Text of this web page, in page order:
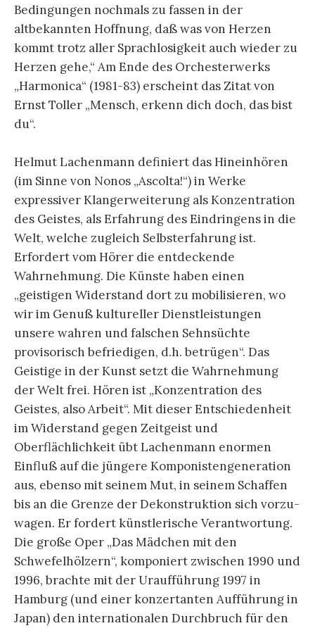
Bedingungen nochmals zu fassen in der
altbekannten Hoffnung, daß was von Herzen
kommt trotz aller Sprachlosigkeit auch wieder zu
Herzen gehe,“ Am Ende des Orchesterwerks
„Harmonica“ (1981-83) erscheint das Zitat von
Ernst Toller „Mensch, erkenn dich doch, das bist
du“.
Helmut Lachenmann definiert das Hineinhören
(im Sinne von Nonos „Ascolta!“) in Werke
expressiver Klangerweiterung als Konzentration
des Geistes, als Erfahrung des Ein­dringens in die
Welt, welche zugleich Selbsterfahrung ist.
Erfordert vom Hörer die entdeckende
Wahrnehmung. Die Künste haben einen
„geistigen Widerstand dort zu mobili­sieren, wo
wir im Genuß kultureller Dienstleistungen
unsere wahren und falschen Sehnsüchte
provisorisch befriedigen, d.h. betrügen“. Das
Geistige in der Kunst setzt die Wahrnehmung
der Welt frei. Hören ist „Konzen­tration des
Geistes, also Arbeit“. Mit dieser Entschieden­heit
im Widerstand gegen Zeitgeist und
Oberflächlichkeit übt Lachenmann enormen
Einfluß auf die jüngere Kompo­nistengeneration
aus, ebenso mit seinem Mut, in seinem Schaffen
bis an die Grenze der Dekonstruktion sich vorzu­
wagen. Er fordert künstlerische Verantwortung.
Die große Oper „Das Mädchen mit den
Schwefelhölzern“, komponiert zwischen 1990 und
1996, brachte mit der Urauf­führung 1997 in
Hamburg (und einer konzertanten Aufführung in
Japan) den internationalen Durchbruch für den